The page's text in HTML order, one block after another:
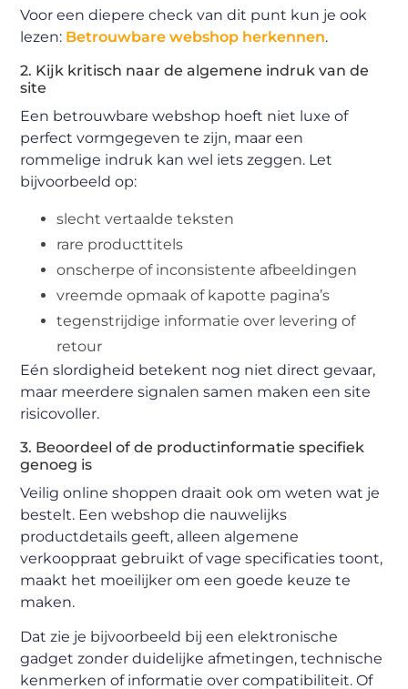
Voor een diepere check van dit punt kun je ook
lezen: Betrouwbare webshop herkennen.
2. Kijk kritisch naar de algemene indruk van de
site
Een betrouwbare webshop hoeft niet luxe of
perfect vormgegeven te zijn, maar een
rommelige indruk kan wel iets zeggen. Let
bijvoorbeeld op:
slecht vertaalde teksten
rare producttitels
onscherpe of inconsistente afbeeldingen
vreemde opmaak of kapotte pagina’s
tegenstrijdige informatie over levering of
retour
Eén slordigheid betekent nog niet direct gevaar,
maar meerdere signalen samen maken een site
risicovoller.
3. Beoordeel of de productinformatie specifiek
genoeg is
Veilig online shoppen draait ook om weten wat je
bestelt. Een webshop die nauwelijks
productdetails geeft, alleen algemene
verkooppraat gebruikt of vage specificaties toont,
maakt het moeilijker om een goede keuze te
maken.
Dat zie je bijvoorbeeld bij een elektronische
gadget zonder duidelijke afmetingen, technische
kenmerken of informatie over compatibiliteit. Of